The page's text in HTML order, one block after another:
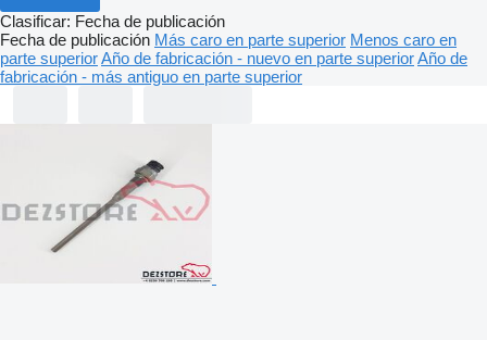
Clasificar: Fecha de publicación
Fecha de publicación Más caro en parte superior Menos caro en
parte superiorAño de fabricación - nuevo en parte superiorAño de
fabricación - más antiguo en parte superior